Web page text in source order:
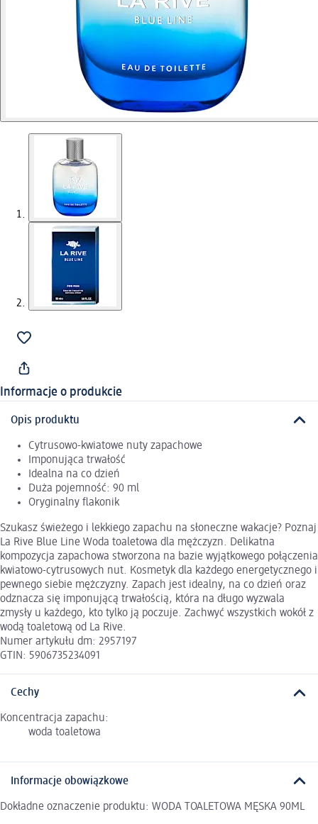
Informacje o produkcie
Opis produktu
Cytrusowo-kwiatowe nuty zapachowe
Imponująca trwałość
Idealna na co dzień
Duża pojemność: 90 ml
Oryginalny flakonik
Szukasz świeżego i lekkiego zapachu na słoneczne wakacje? Poznaj
La Rive Blue Line Woda toaletowa dla mężczyzn. Delikatna
kompozycja zapachowa stworzona na bazie wyjątkowego połączenia
kwiatowo-cytrusowych nut. Kosmetyk dla każdego energetycznego i
pewnego siebie mężczyzny. Zapach jest idealny, na co dzień oraz
odznacza się imponującą trwałością, która na długo wyzwala
zmysły u każdego, kto tylko ją poczuje. Zachwyć wszystkich wokół z
wodą toaletową od La Rive.
Numer artykułu dm: 2957197
GTIN: 5906735234091
Cechy
Koncentracja zapachu:
woda toaletowa
Informacje obowiązkowe
Dokładne oznaczenie produktu: WODA TOALETOWA MĘSKA 90ML